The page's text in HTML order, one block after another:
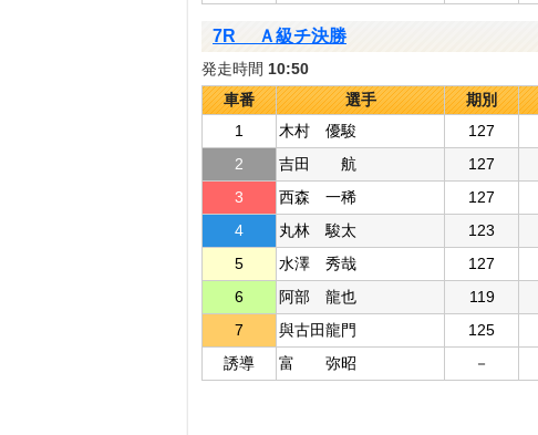
7R Ａ級チ決勝
発走時間 10:50
車番
選手 期別
1
木村 優駿 127
2
吉田 航 127
3
西森 一稀 127
4
丸林 駿太 123
5
水澤 秀哉 127
6
阿部 龍也 119
7
與古田龍門 125
誘導
富 弥昭 －